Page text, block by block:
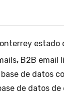
estado
, B2B email
base de datos
de datos de